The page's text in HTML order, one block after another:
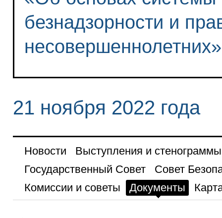
безнадзорности и
несовершеннолетних»
21 ноября 2022 года
Новости
Выступления и стенограммы
Государственный Совет
Совет
Комиссии и советы
Документы